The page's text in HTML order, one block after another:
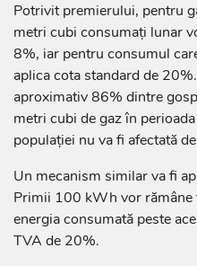
Potrivit premierului, pentru
metri cubi consumați lunar
8%, iar pentru consumul
aplica cota standard de
aproximativ 86% dintre
metri cubi de gaz în
populației nu va fi afectată
Un mecanism similar va fi
Primii 100 kWh vor rămâne
energia consumată peste
TVA de 20%.